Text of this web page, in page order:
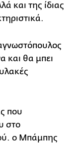
και της ίδιας
και θα μπει
που
στο
ο Μπάμπης